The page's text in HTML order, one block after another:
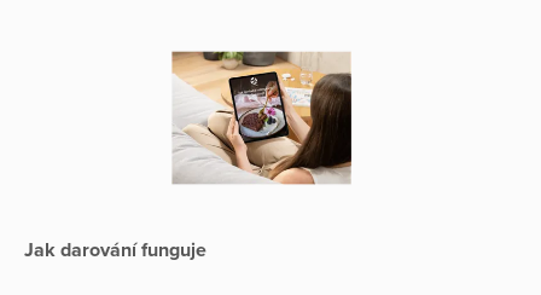
Jak darování funguje